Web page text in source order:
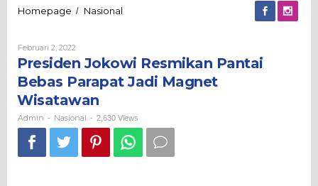
Homepage / Nasional
Bebas
Jadi
Februari 2, 2022
Presiden Jokowi Resmikan Pantai
Bebas Parapat Jadi Magnet
Wisatawan
Admin - Nasional - 2,630 Views